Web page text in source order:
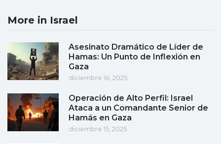
More in Israel
Asesinato Dramático de Líder de
Hamas: Un Punto de Inflexión en
Gaza
diciembre 16, 2025
Operación de Alto Perfil: Israel
Ataca a un Comandante Senior de
Hamás en Gaza
diciembre 15, 2025